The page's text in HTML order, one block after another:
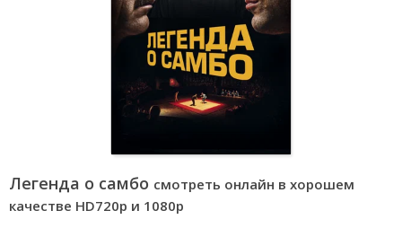
Легенда о самбо смотреть онлайн в хорошем
качестве HD720p и 1080р